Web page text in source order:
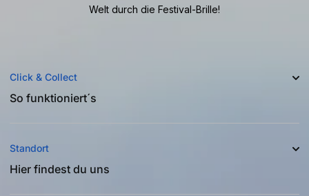
Welt durch die Festival-Brille!
Click & Collect
So funktioniert´s
Standort
Hier findest du uns